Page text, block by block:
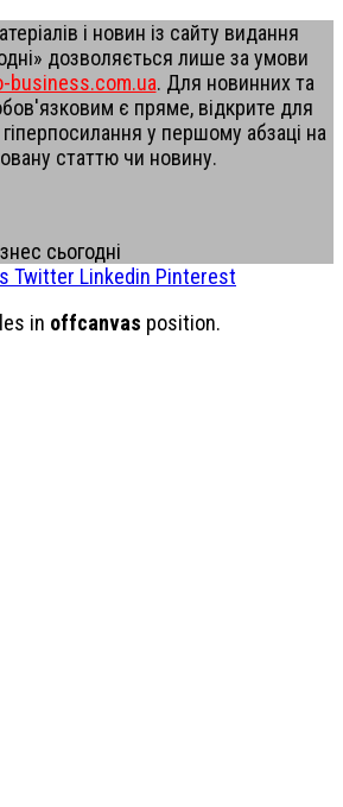
і новин із сайту видання
дозволяється лише за умови
business.com.ua. Для новинних та
є пряме, відкрите для
у першому абзаці на
статтю чи новину.
сьогодні
Twitter Linkedin Pinterest
in offcanvas position.